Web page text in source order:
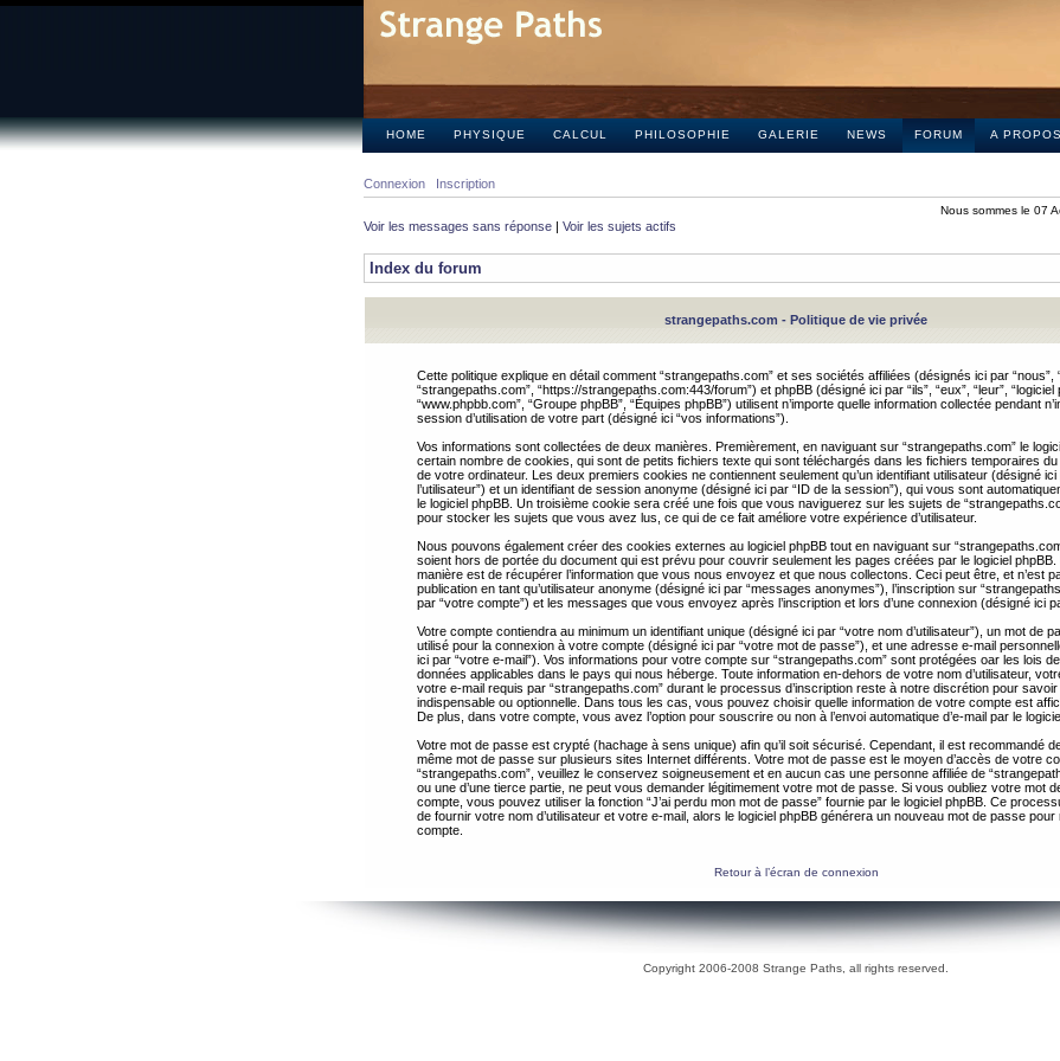
HOME PHYSIQUE CALCUL PHILOSOPHIE GALERIE NEWS FORUM A PROPOS
Connexion Inscription
Nous sommes le 07
Voir les messages sans réponse | Voir les sujets actifs
Index du forum
strangepaths.com - Politique de vie privée
Cette politique explique en détail comment “strangepaths.com” et ses sociétés affiliées (désignés ici par “nous”,
“strangepaths.com”, “https://strangepaths.com:443/forum”) et phpBB (désigné ici par “ils”, “eux”, “leur”, “logiciel
“www.phpbb.com”, “Groupe phpBB”, “Équipes phpBB”) utilisent n’importe quelle information collectée pendant
session d’utilisation de votre part (désigné ici “vos informations”).
Vos informations sont collectées de deux manières. Premièrement, en naviguant sur “strangepaths.com” le
certain nombre de cookies, qui sont de petits fichiers texte qui sont téléchargés dans les fichiers temporaires
de votre ordinateur. Les deux premiers cookies ne contiennent seulement qu’un identifiant utilisateur (désigné ici
l’utilisateur”) et un identifiant de session anonyme (désigné ici par “ID de la session”), qui vous sont
le logiciel phpBB. Un troisième cookie sera créé une fois que vous naviguerez sur les sujets de
pour stocker les sujets que vous avez lus, ce qui de ce fait améliore votre expérience d’utilisateur.
Nous pouvons également créer des cookies externes au logiciel phpBB tout en naviguant sur
soient hors de portée du document qui est prévu pour couvrir seulement les pages créées par le logiciel
manière est de récupérer l’information que vous nous envoyez et que nous collectons. Ceci peut être, et n’est
publication en tant qu’utilisateur anonyme (désigné ici par “messages anonymes”), l’inscription sur
par “votre compte”) et les messages que vous envoyez après l’inscription et lors d’une connexion (désigné ici
Votre compte contiendra au minimum un identifiant unique (désigné ici par “votre nom d’utilisateur”), un mot de
utilisé pour la connexion à votre compte (désigné ici par “votre mot de passe”), et une adresse e-mail
ici par “votre e-mail”). Vos informations pour votre compte sur “strangepaths.com” sont protégées oar les lois
données applicables dans le pays qui nous héberge. Toute information en-dehors de votre nom d’utilisateur,
votre e-mail requis par “strangepaths.com” durant le processus d’inscription reste à notre discrétion pour
indispensable ou optionnelle. Dans tous les cas, vous pouvez choisir quelle information de votre compte est
De plus, dans votre compte, vous avez l’option pour souscrire ou non à l’envoi automatique d’e-mail par le
Votre mot de passe est crypté (hachage à sens unique) afin qu’il soit sécurisé. Cependant, il est recommandé
même mot de passe sur plusieurs sites Internet différents. Votre mot de passe est le moyen d’accès de votre
“strangepaths.com”, veuillez le conservez soigneusement et en aucun cas une personne affiliée de
ou une d’une tierce partie, ne peut vous demander légitimement votre mot de passe. Si vous oubliez votre mot
compte, vous pouvez utiliser la fonction “J’ai perdu mon mot de passe” fournie par le logiciel phpBB. Ce
de fournir votre nom d’utilisateur et votre e-mail, alors le logiciel phpBB générera un nouveau mot de passe
compte.
Retour à l’écran de connexion
Copyright 2006-2008 Strange Paths, all rights reserved.